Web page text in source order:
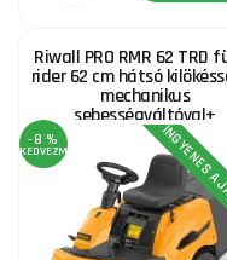
Riwall PRO RMR 62 TRD
rider 62 cm hátsó
mechanikus
sebességváltóval+
Összeszerelés, szerviz
-8 %
KEDVEZMÉNY